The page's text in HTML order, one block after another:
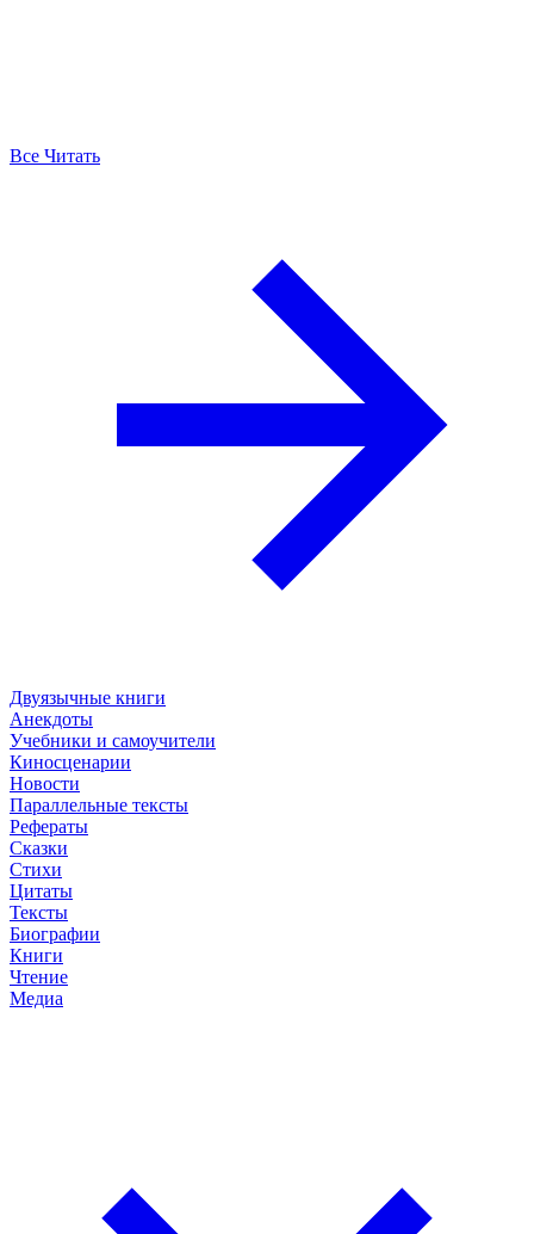
Все Читать
Двуязычные книги
Анекдоты
Учебники и самоучители
Киносценарии
Новости
Параллельные тексты
Рефераты
Сказки
Стихи
Цитаты
Тексты
Биографии
Книги
Чтение
Медиа